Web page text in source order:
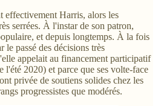
effectivement Harris, alors les
serrées. À l'instar de son patron,
et depuis longtemps. À la fois
le passé des décisions très
appelait au financement participatif
l'été 2020) et parce que ses volte-face
privée de soutiens solides chez les
progressistes que modérés.